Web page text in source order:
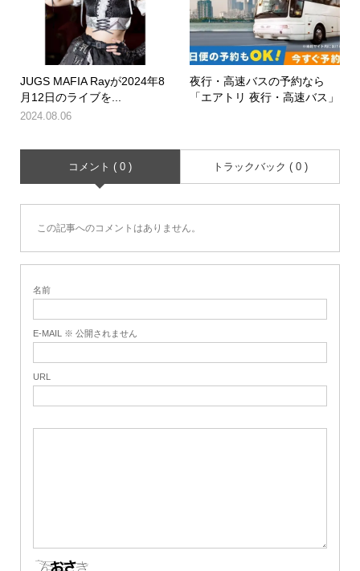
JUGS MAFIA Rayが2024年8
月12日のライブを...
2024.08.06
夜行・高速バスの予約なら
「エアトリ 夜行・高速バス」
コメント ( 0 ) トラックバック ( 0 )
この記事へのコメントはありません。
名前
E-MAIL ※ 公開されません
URL